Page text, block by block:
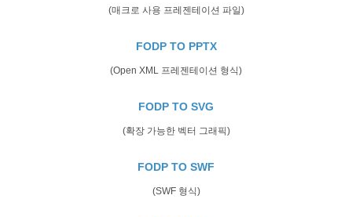
(매크로 사용 프레젠테이션 파일)
FODP TO PPTX
(Open XML 프레젠테이션 형식)
FODP TO SVG
(확장 가능한 벡터 그래픽)
FODP TO SWF
(SWF 형식)